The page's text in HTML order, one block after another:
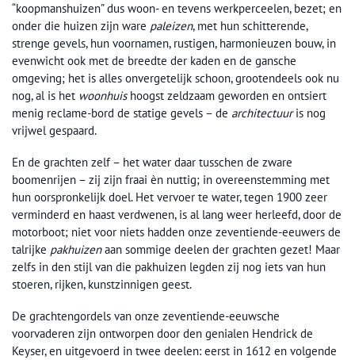
“koopmanshuizen” dus woon- en tevens werkperceelen, bezet; en
onder die huizen zijn ware paleizen, met hun schitterende,
strenge gevels, hun voornamen, rustigen, harmonieuzen bouw, in
evenwicht ook met de breedte der kaden en de gansche
omgeving; het is alles onvergetelijk schoon, grootendeels ook nu
nog, al is het woonhuis hoogst zeldzaam geworden en ontsiert
menig reclame-bord de statige gevels – de architectuuris nog
vrijwel gespaard.
En de grachten zelf – het water daar tusschen de zware
boomenrijen – zij zijn fraai èn nuttig; in overeenstemming met
hun oorspronkelijk doel. Het vervoer te water, tegen 1900 zeer
verminderd en haast verdwenen, is al lang weer herleefd, door de
motorboot; niet voor niets hadden onze zeventiende-eeuwers de
talrijke pakhuizenaan sommige deelen der grachten gezet! Maar
zelfs in den stijl van die pakhuizen legden zij nog iets van hun
stoeren, rijken, kunstzinnigen geest.
De grachtengordels van onze zeventiende-eeuwsche
voorvaderen zijn ontworpen door den genialen Hendrick de
Keyser, en uitgevoerd in twee deelen: eerst in 1612 en volgende